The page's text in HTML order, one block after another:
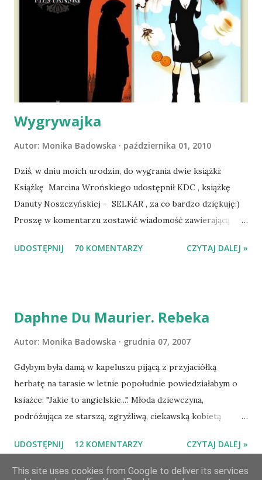
wyjazd w Beskid Niski. Zanim to jednak się stało psica miała
atak padaczki, co spowodowało, że wyjazd odwołaliśmy,
wdrożyliśmy leczenie i od nowa zaczęliśmy oswajać z nami i
wspólnym życiem zdezorientowanego chorobą psa. Udało
się ustabilizować zawirowania zdrowotne i wówczas
zaczęliśmy się cieszyć sobą wzajemnie już na 100%.
Dopier...
Wygrywajka
Autor: Monika Badowska października 01, 2010
Dziś, w dniu moich urodzin, do wygrania dwie książki:
Książkę Marcina Wrońskiego udostępnił KDC , książkę
Danuty Noszczyńskiej - SELKAR , za co bardzo dziękuję:)
Proszę w komentarzu zostawić wiadomość zawierającą
Losowanie odbędzie się w niedzielę o 8:00. Zapraszam
UDOSTĘPNIJ 70 KOMENTARZY CZYTAJ DALEJ »
Daphne Du Maurier. Rebeka
Autor: Monika Badowska grudnia 07, 2007
Gdybym była damą w kapeluszu pijącą z przyjaciółką
herbatę na tarasie w letnie popołudnie powiedziałabym o
ksiażce: "Jakie to angielskie...". Młoda dziewczyna,
podróżująca ze starszą, zgryźliwą, ciekawską kobietą
de Wintera, właściciela uroczej posiadłości Manderley,
owdowiałego przed niespełna rokiem. Gdy starsza pani
UDOSTĘPNIJ 12 KOMENTARZY CZYTAJ DALEJ »
This site uses cookies from Google to deliver its services